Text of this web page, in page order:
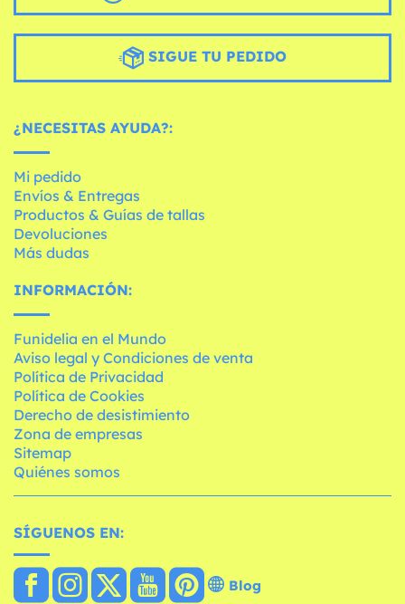
SIGUE TU PEDIDO
¿NECESITAS AYUDA?:
Mi pedido
Envíos & Entregas
Productos & Guías de tallas
Devoluciones
Más dudas
INFORMACIÓN:
Funidelia en el Mundo
Aviso legal y Condiciones de venta
Política de Privacidad
Política de Cookies
Derecho de desistimiento
Zona de empresas
Sitemap
Quiénes somos
SÍGUENOS EN:
Blog